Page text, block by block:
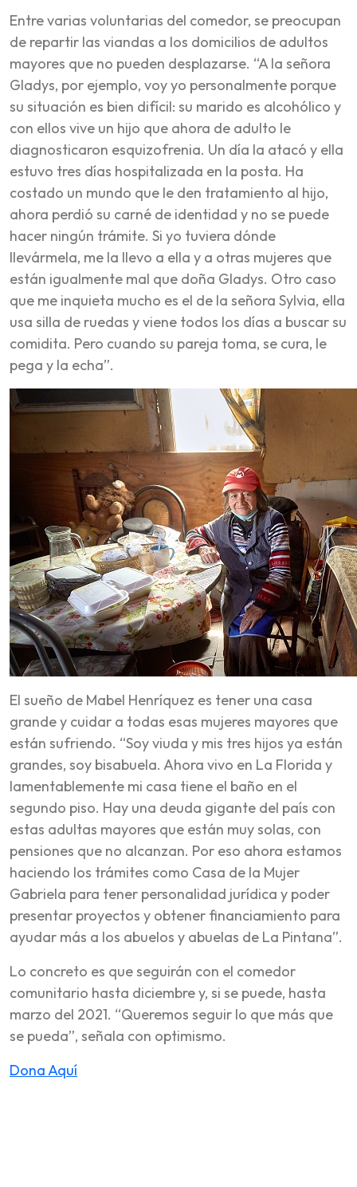
Entre varias voluntarias del comedor, se preocupan
de repartir las viandas a los domicilios de adultos
mayores que no pueden desplazarse. “A la señora
Gladys, por ejemplo, voy yo personalmente porque
su situación es bien difícil: su marido es alcohólico y
con ellos vive un hijo que ahora de adulto le
diagnosticaron esquizofrenia. Un día la atacó y ella
estuvo tres días hospitalizada en la posta. Ha
costado un mundo que le den tratamiento al hijo,
ahora perdió su carné de identidad y no se puede
hacer ningún trámite. Si yo tuviera dónde
llevármela, me la llevo a ella y a otras mujeres que
están igualmente mal que doña Gladys. Otro caso
que me inquieta mucho es el de la señora Sylvia, ella
usa silla de ruedas y viene todos los días a buscar su
comidita. Pero cuando su pareja toma, se cura, le
pega y la echa”.
El sueño de Mabel Henríquez es tener una casa
grande y cuidar a todas esas mujeres mayores que
están sufriendo. “Soy viuda y mis tres hijos ya están
grandes, soy bisabuela. Ahora vivo en La Florida y
lamentablemente mi casa tiene el baño en el
segundo piso. Hay una deuda gigante del país con
estas adultas mayores que están muy solas, con
pensiones que no alcanzan. Por eso ahora estamos
haciendo los trámites como Casa de la Mujer
Gabriela para tener personalidad jurídica y poder
presentar proyectos y obtener financiamiento para
ayudar más a los abuelos y abuelas de La Pintana”.
Lo concreto es que seguirán con el comedor
comunitario hasta diciembre y, si se puede, hasta
marzo del 2021. “Queremos seguir lo que más que
se pueda”, señala con optimismo.
Dona Aquí